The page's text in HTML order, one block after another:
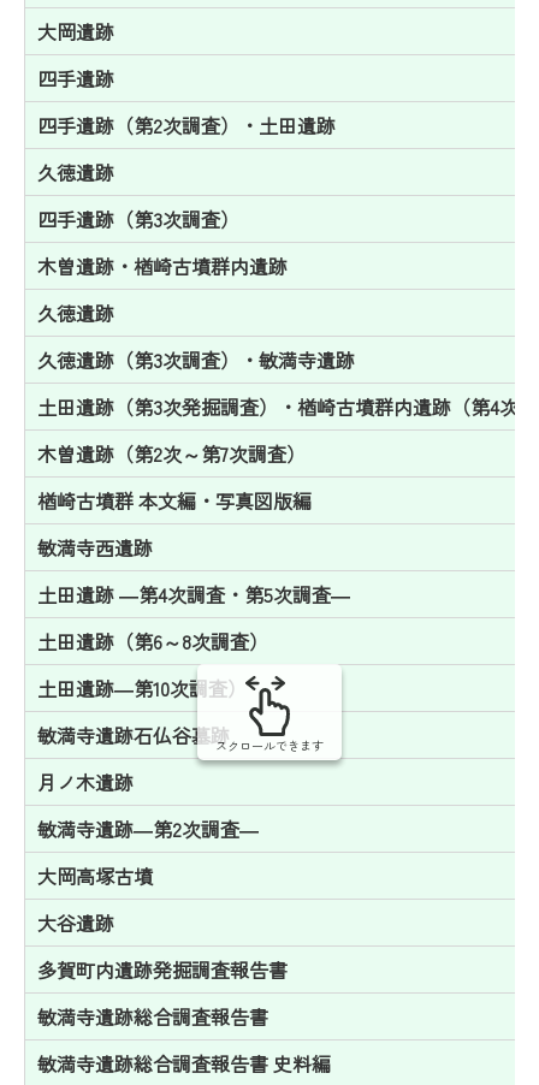
大岡遺跡
四手遺跡
四手遺跡（第2次調査）・土田遺跡
久徳遺跡
四手遺跡（第3次調査）
木曽遺跡・楢崎古墳群内遺跡
久徳遺跡
久徳遺跡（第3次調査）・敏満寺遺跡
土田遺跡（第3次発掘調査）・楢崎古墳群内遺跡（第4次
木曽遺跡（第2次～第7次調査）
楢崎古墳群 本文編・写真図版編
敏満寺西遺跡
土田遺跡 ―第4次調査・第5次調査―
土田遺跡（第6～8次調査）
土田遺跡―第10次調査）
敏満寺遺跡石仏谷墓跡
月ノ木遺跡
敏満寺遺跡―第2次調査―
大岡高塚古墳
大谷遺跡
多賀町内遺跡発掘調査報告書
敏満寺遺跡総合調査報告書
敏満寺遺跡総合調査報告書 史料編
スクロールできます